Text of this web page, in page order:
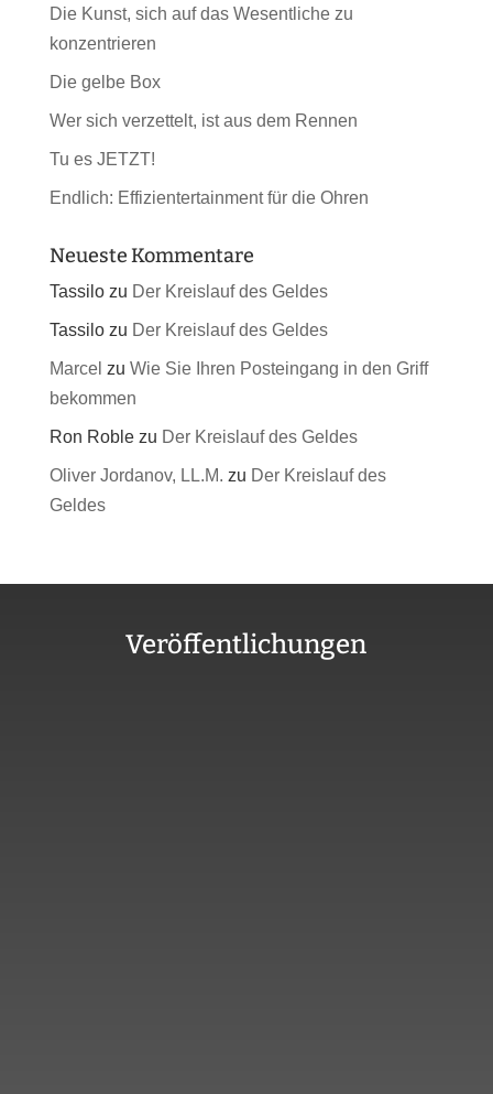
Die Kunst, sich auf das Wesentliche zu
konzentrieren
Die gelbe Box
Wer sich verzettelt, ist aus dem Rennen
Tu es JETZT!
Endlich: Effizientertainment für die Ohren
Neueste Kommentare
Tassilozu Der Kreislauf des Geldes
Tassilozu Der Kreislauf des Geldes
Marcel zu Wie Sie Ihren Posteingang in den Griff
bekommen
Ron Roblezu Der Kreislauf des Geldes
Oliver Jordanov, LL.M. zu Der Kreislauf des
Geldes
Veröffentlichungen